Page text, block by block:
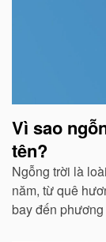
Vì sao
tên?
Ngỗng trời là
năm, từ quê
bay đến
chúng tổ chức